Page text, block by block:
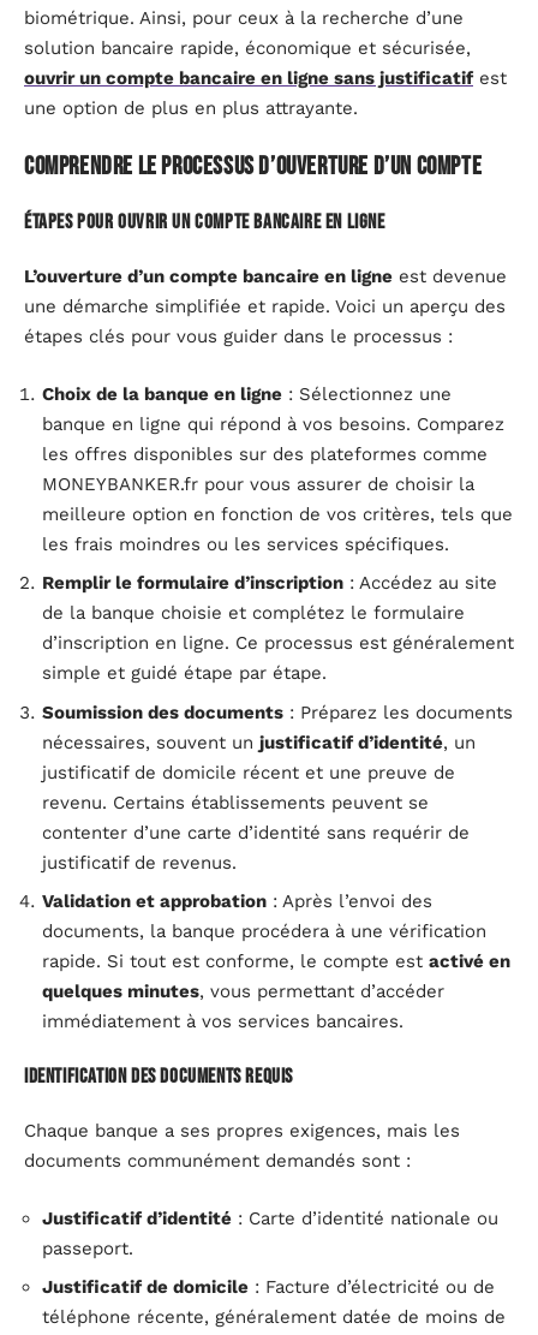
biométrique. Ainsi, pour ceux à la recherche d’une
solution bancaire rapide, économique et sécurisée,
ouvrir un compte bancaire en ligne sans justificatifest
une option de plus en plus attrayante.
Comprendre le processus d’ouverture d’un compte
Étapes pour ouvrir un compte bancaire en ligne
L’ouverture d’un compte bancaire en ligne est devenue
une démarche simplifiée et rapide. Voici un aperçu des
étapes clés pour vous guider dans le processus :
Choix de la banque en ligne : Sélectionnez une
banque en ligne qui répond à vos besoins. Comparez
les offres disponibles sur des plateformes comme
MONEYBANKER.fr pour vous assurer de choisir la
meilleure option en fonction de vos critères, tels que
les frais moindres ou les services spécifiques.
Remplir le formulaire d’inscription : Accédez au site
de la banque choisie et complétez le formulaire
d’inscription en ligne. Ce processus est généralement
simple et guidé étape par étape.
Soumission des documents : Préparez les documents
nécessaires, souvent un justificatif d’identité, un
justificatif de domicile récent et une preuve de
revenu. Certains établissements peuvent se
contenter d’une carte d’identité sans requérir de
justificatif de revenus.
Validation et approbation : Après l’envoi des
documents, la banque procédera à une vérification
rapide. Si tout est conforme, le compte est activé en
quelques minutes, vous permettant d’accéder
immédiatement à vos services bancaires.
Identification des documents requis
Chaque banque a ses propres exigences, mais les
documents communément demandés sont :
Justificatif d’identité : Carte d’identité nationale ou
passeport.
Justificatif de domicile : Facture d’électricité ou de
téléphone récente, généralement datée de moins de